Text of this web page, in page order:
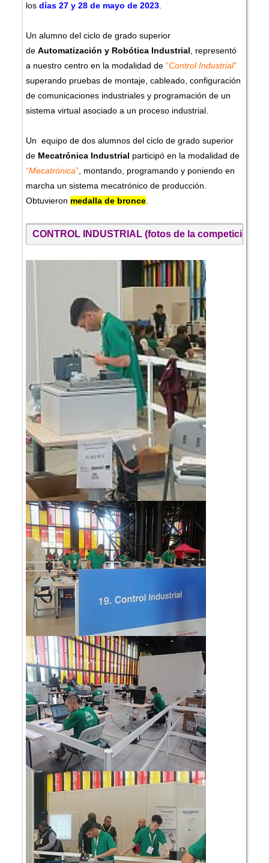
los días 27 y 28 de mayo de 2023
Un alumno del ciclo de grado superior
de Automatización y Robótica Industrial , representó
a nuestro centro en la modalidad de “Control Industrial”
superando pruebas de montaje, cableado, configuración
de comunicaciones industriales y programación de un
sistema virtual asociado a un proceso industrial.
Un equipo de dos alumnos del ciclo de grado superior
de Mecatrónica Industrial participó en la modalidad de
“Mecatrónica” , montando, programando y poniendo en
marcha un sistema mecatrónico de producción.
Obtuvieron medalla de bronce
CONTROL INDUSTRIAL (fotos de la competición y